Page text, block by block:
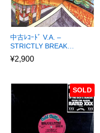
中古ﾚｺｰﾄﾞ V.A. –
STRICTLY BREAK…
¥2,900
SOLD